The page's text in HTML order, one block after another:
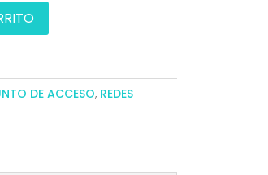
DE ACCESO, REDES